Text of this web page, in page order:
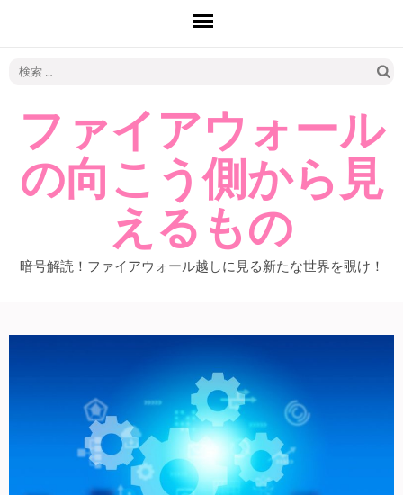
ファイアウォール
の向こう側から見
えるもの
暗号解読！ファイアウォール越しに見る新たな世界を覗け！